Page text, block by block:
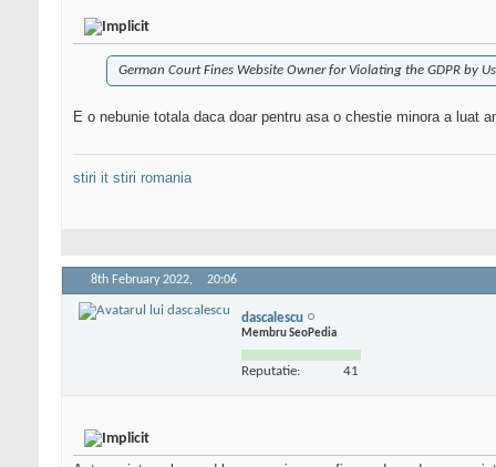
German Court Fines Website Owner for Violating the GDPR by
E o nebunie totala daca doar pentru asa o chestie minora a luat
stiri it stiri romania
8th February 2022, 20:06
dascalescu
Membru SeoPedia
Reputatie: 41